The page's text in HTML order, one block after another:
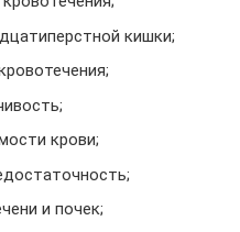
кишки;
крови;
и почек;